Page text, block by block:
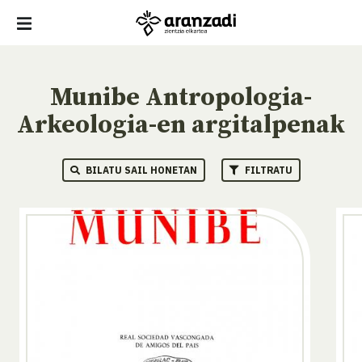
Munibe Antropologia-
Arkeologia-en argitalpenak
BILATU SAIL HONETAN FILTRATU